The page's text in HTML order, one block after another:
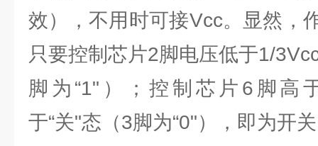
效），不用时可接Vcc。显然，
只要控制芯片2脚电压低于1/
脚为“1"）；控制芯片6脚高
于“关"态（3脚为“0"），即为开